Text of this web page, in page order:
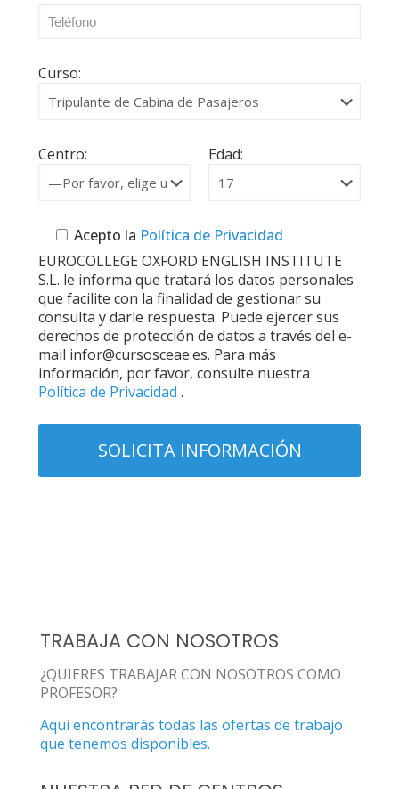
Curso:
Centro: Edad:
Acepto la Política de Privacidad
EUROCOLLEGE OXFORD ENGLISH INSTITUTE
S.L. le informa que tratará los datos personales
que facilite con la finalidad de gestionar su
consulta y darle respuesta. Puede ejercer sus
derechos de protección de datos a través del e-
mail infor@cursosceae.es. Para más
información, por favor, consulte nuestra
Política de Privacidad .
TRABAJA CON NOSOTROS
¿QUIERES TRABAJAR CON NOSOTROS COMO
PROFESOR?
Aquí encontrarás todas las ofertas de trabajo
que tenemos disponibles.